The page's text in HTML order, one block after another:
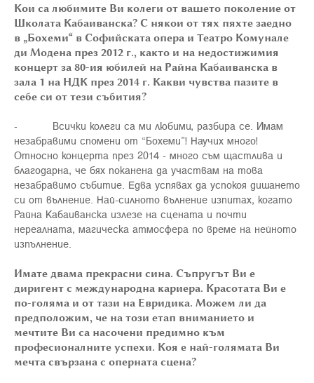
Кои са любимите Ви колеги от вашето поколение от
Школата Кабаиванска? С някои от тях пяхте заедно
в „Бохеми“ в Софийската опера и Театро Комунале
ди Модена през 2012 г., както и на недостижимия
концерт за 80-ия юбилей на Райна Кабаиванска в
зала 1 на НДК през 2014 г. Какви чувства пазите в
себе си от тези събития?
- Всички колеги са ми любими, разбира се. Имам
незабравими спомени от “Бохеми”! Научих много!
Относно концерта през 2014 - много съм щастлива и
благодарна, че бях поканена да участвам на това
незабравимо събитие. Едва успявах да успокоя дишането
си от вълнение. Най-силното вълнение изпитах, когато
Райна Кабаиванска излезе на сцената и почти
нереалната, магическа атмосфера по време на нейното
изпълнение.
Имате двама прекрасни сина. Съпругът Ви е
диригент с международна кариера. Красотата Ви е
по-голяма и от тази на Евридика. Можем ли да
предположим, че на този етап вниманието и
мечтите Ви са насочени предимно към
професионалните успехи. Коя е най-голямата Ви
мечта свързана с оперната сцена?